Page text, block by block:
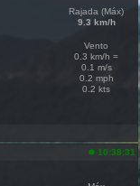
Rajada (Máx)
9.3 km/h
Vento
0.3 km/h =
0.1 m/s
0.2 mph
0.2 kts
10:38:31